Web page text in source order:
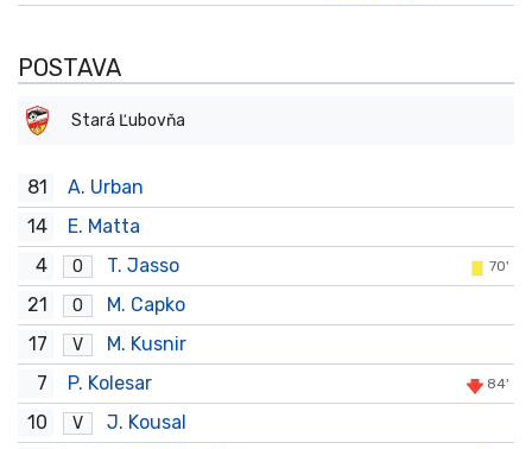
POSTAVA
Stará Ľubovňa
81
A. Urban
14
E. Matta
4
O T. Jasso 70'
21 O
M. Capko
17
V
M. Kusnir
7
P. Kolesar 84'
10 V
J. Kousal